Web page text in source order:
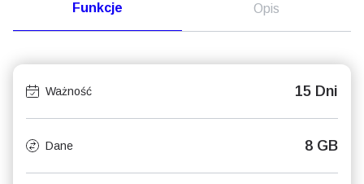
Funkcje Opis
Ważność 15 Dni
Dane 8 GB